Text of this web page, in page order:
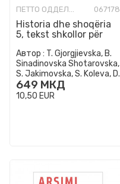
ПЕТТО ОДДЕЛЕНИЕ 067178
Historia dhe shoqëria
5, tekst shkollor për
arsimit fillor
Автор : T. Gjorgjievska, B.
Sinadinovska Shotarovska,
S. Jakimovska, S. Koleva, D.
Jakimovska
649 МКД
10,50 EUR